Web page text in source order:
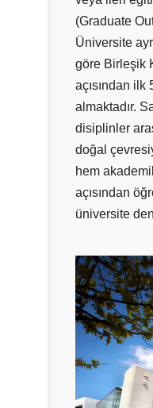
(Graduate
Üniversite
göre Birleşik
açısından ilk
almaktadır.
disiplinler
doğal
hem
açısından
üniversite